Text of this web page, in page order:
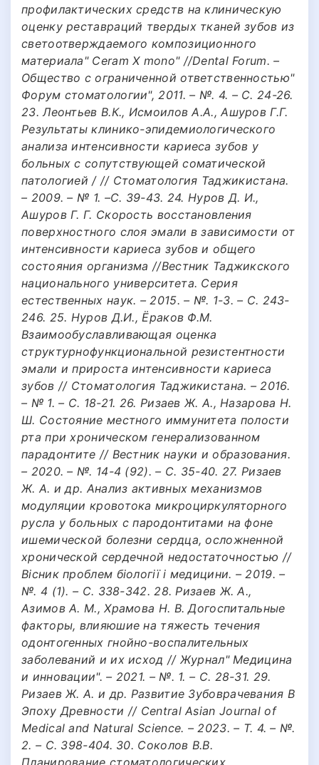
профилактических средств на клиническую
оценку реставраций твердых тканей зубов из
светоотверждаемого композиционного
материала" Ceram X mono" //Dental Forum. –
Общество с ограниченной ответственностью"
Форум стоматологии", 2011. – №. 4. – С. 24-26.
23. Леонтьев В.К., Исмоилов А.А., Ашуров Г.Г.
Результаты клинико-эпидемиологического
анализа интенсивности кариеса зубов у
больных с сопутствующей соматической
патологией / // Стоматология Таджикистана.
– 2009. – № 1. –С. 39-43. 24. Нуров Д. И.,
Ашуров Г. Г. Скорость восстановления
поверхностного слоя эмали в зависимости от
интенсивности кариеса зубов и общего
состояния организма //Вестник Таджикского
национального университета. Серия
естественных наук. – 2015. – №. 1-3. – С. 243-
246. 25. Нуров Д.И., Ёраков Ф.М.
Взаимообуславливающая оценка
структурнофункциональной резистентности
эмали и прироста интенсивности кариеса
зубов // Стоматология Таджикистана. – 2016.
– № 1. – С. 18-21. 26. Ризаев Ж. А., Назарова Н.
Ш. Состояние местного иммунитета полости
рта при хроническом генерализованном
парадонтите // Вестник науки и образования.
– 2020. – №. 14-4 (92). – С. 35-40. 27. Ризаев
Ж. А. и др. Анализ активных механизмов
модуляции кровотока микроциркуляторного
русла у больных с пародонтитами на фоне
ишемической болезни сердца, осложненной
хронической сердечной недостаточностью //
Вісник проблем біології і медицини. – 2019. –
№. 4 (1). – С. 338-342. 28. Ризаев Ж. А.,
Азимов А. М., Храмова Н. В. Догоспитальные
факторы, влияюшие на тяжесть течения
одонтогенных гнойно-воспалительных
заболеваний и их исход // Журнал" Медицина
и инновации". – 2021. – №. 1. – С. 28-31. 29.
Ризаев Ж. А. и др. Развитие Зубоврачевания В
Эпоху Древности // Central Asian Journal of
Medical and Natural Science. – 2023. – Т. 4. – №.
2. – С. 398-404. 30. Соколов В.В.
Планирование стоматологических